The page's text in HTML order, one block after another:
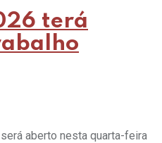
terá
aberto nesta quarta-feira